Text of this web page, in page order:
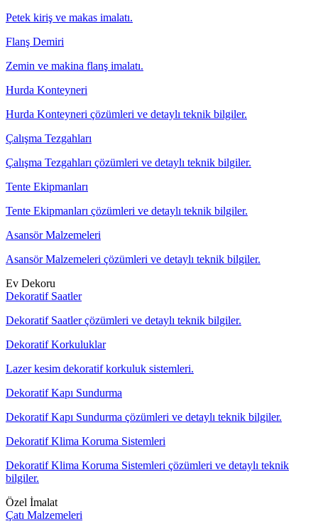
Petek kiriş ve makas imalatı.
Flanş Demiri
Zemin ve makina flanş imalatı.
Hurda Konteyneri
Hurda Konteyneri çözümleri ve detaylı teknik bilgiler.
Çalışma Tezgahları
Çalışma Tezgahları çözümleri ve detaylı teknik bilgiler.
Tente Ekipmanları
Tente Ekipmanları çözümleri ve detaylı teknik bilgiler.
Asansör Malzemeleri
Asansör Malzemeleri çözümleri ve detaylı teknik bilgiler.
Ev Dekoru
Dekoratif Saatler
Dekoratif Saatler çözümleri ve detaylı teknik bilgiler.
Dekoratif Korkuluklar
Lazer kesim dekoratif korkuluk sistemleri.
Dekoratif Kapı Sundurma
Dekoratif Kapı Sundurma çözümleri ve detaylı teknik bilgiler.
Dekoratif Klima Koruma Sistemleri
Dekoratif Klima Koruma Sistemleri çözümleri ve detaylı teknik
bilgiler.
Özel İmalat
Çatı Malzemeleri